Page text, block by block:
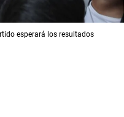
esperará los resultados